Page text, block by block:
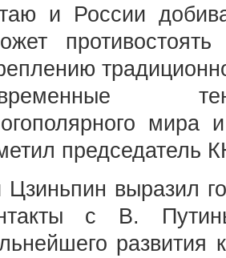
и России
мира
председатель
выразил
с В.
развития